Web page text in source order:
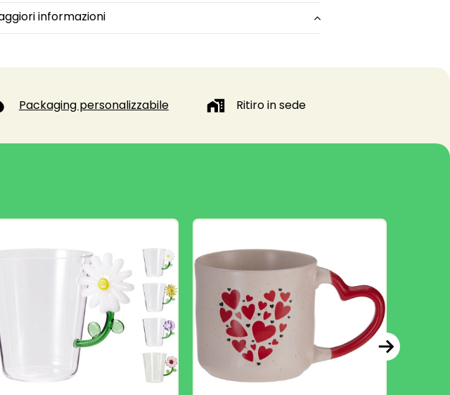
informazioni
Packaging personalizzabile Ritiro in sede